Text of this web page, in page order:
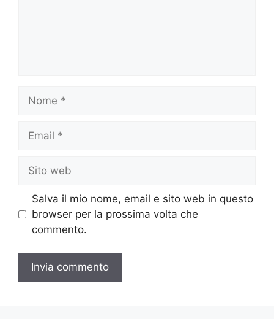
web
Salva il mio nome, email e sito web in questo
browser per la prossima volta che
commento.